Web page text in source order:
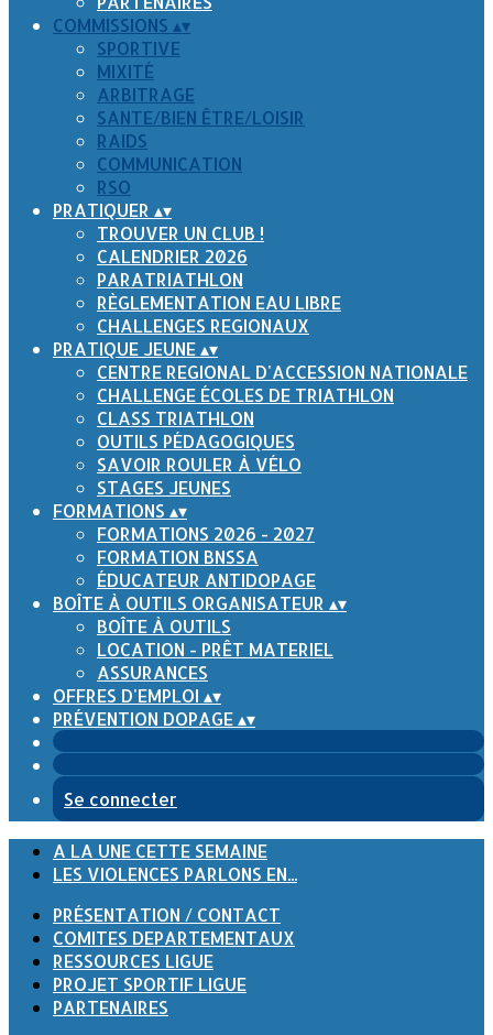
COMMISSIONS ▴▾
SPORTIVE
MIXITÉ
ARBITRAGE
SANTE/BIEN ÊTRE/LOISIR
RAIDS
COMMUNICATION
RSO
PRATIQUER ▴▾
TROUVER UN CLUB !
CALENDRIER 2026
PARATRIATHLON
RÈGLEMENTATION EAU LIBRE
CHALLENGES REGIONAUX
PRATIQUE JEUNE▴▾
CENTRE REGIONAL D'ACCESSION NATIONALE
CHALLENGE ÉCOLES DE TRIATHLON
CLASS TRIATHLON
OUTILS PÉDAGOGIQUES
SAVOIR ROULER À VÉLO
STAGES JEUNES
FORMATIONS ▴▾
FORMATIONS 2026 - 2027
FORMATION BNSSA
ÉDUCATEUR ANTIDOPAGE
BOÎTE À OUTILS ORGANISATEUR ▴▾
BOÎTE À OUTILS
LOCATION - PRÊT MATERIEL
ASSURANCES
OFFRES D'EMPLOI ▴▾
PRÉVENTION DOPAGE▴▾
Se connecter
A LA UNE CETTE SEMAINE
LES VIOLENCES PARLONS EN...
PRÉSENTATION / CONTACT
COMITES DEPARTEMENTAUX
RESSOURCES LIGUE
PROJET SPORTIF LIGUE
PARTENAIRES